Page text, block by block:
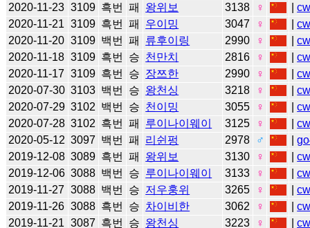
2020-11-23 3109 흑번 패 왕위보 3138 ♀ |
2020-11-21 3109 흑번 패 우이밍 3047 ♀ |
2020-11-20 3109 백번 패 류후이링 2990 ♀ |
2020-11-18 3109 흑번 승 천만치 2816 ♀ |
2020-11-17 3109 흑번 승 장쯔한 2990 ♀ |
2020-07-30 3103 백번 승 왕천싱 3218 ♀ |
2020-07-29 3102 백번 승 천이밍 3055 ♀ |
2020-07-28 3102 흑번 패 루이나이웨이 3125 ♀ |
2020-05-12 3097 백번 패 리쉰펑 2978 ♂ |
2019-12-08 3089 흑번 패 왕위보 3130 ♀ |
2019-12-06 3088 백번 승 루이나이웨이 3133 ♀ |
2019-11-27 3088 백번 승 저우훙위 3265 ♀ |
2019-11-26 3088 흑번 승 차이비한 3062 ♀ |
2019-11-21 3087 흑번 승 왕천싱 3223 ♀ |